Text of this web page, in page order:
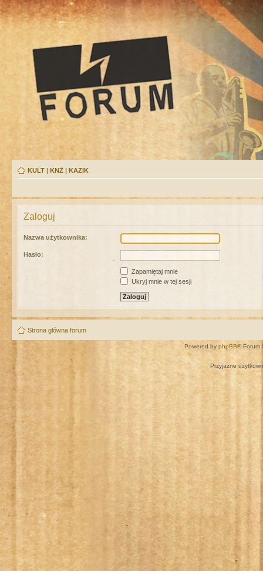
KULT | KNŻ | KAZIK
Zaloguj
Nazwa użytkownika:
Hasło:
Zapamiętaj mnie
Ukryj mnie w tej sesji
Strona główna forum
Powered by phpBB® Forum
Przyjazne